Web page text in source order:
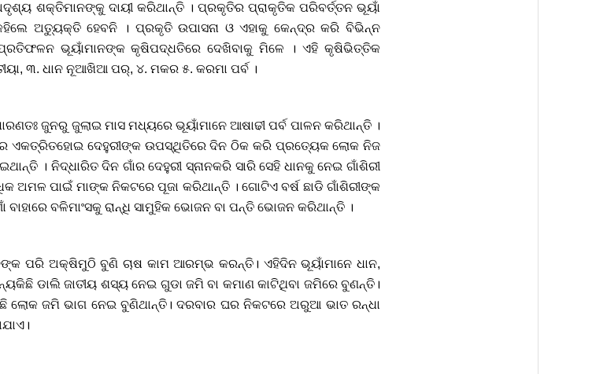
ଶକ୍ତିମାନଙ୍କୁ ଦାୟୀ କରିଥାନ୍ତି । ପ୍ରକୃତିର ପ୍ରାକୃତିକ ପରିବର୍ତ୍ତନ ଭୂୟାଁ
ଅତ୍ୟୁକ୍ତି ହେବନି । ପ୍ରକୃତି ଉପାସନା ଓ ଏହାକୁ କେନ୍ଦ୍ର କରି ବିଭିନ୍ନ
ପ୍ରତିଫଳନ ଭୂୟାଁମାନଙ୍କ କୃଷିପଦ୍ଧତିରେ ଦେଖିବାକୁ ମିଳେ । ଏହି କୃଷିଭିତ୍ତିକ
୩. ଧାନ ନୂଆଖିଆ ପର୍, ୪. ମକର ୫. କରମା ପର୍ବ ।
ଜୁନରୁ ଜୁଲାଇ ମାସ ମଧ୍ୟରେ ଭୂୟାଁମାନେ ଆଷାଢୀ ପର୍ବ ପାଳନ କରିଥାନ୍ତି ।
ଏକତ୍ରିତହୋଇ ଦେହୁରୀଙ୍କ ଉପସ୍ଥିତିରେ ଦିନ ଠିକ କରି ପ୍ରତ୍ୟେକ ଲୋକ ନିଜ
। ନିଦ୍ଧାରିତ ଦିନ ଗାଁର ଦେହୁରୀ ସ୍ନାନକରି ସାରି ସେହି ଧାନକୁ ନେଇ ଗାଁଶିରୀ
ଅମଳ ପାଇଁ ମାଙ୍କ ନିକଟରେ ପୂଜା କରିଥାନ୍ତି । ଗୋଟିଏ ବର୍ଷ ଛାଡି ଗାଁଶିରୀଙ୍କ
ବଳିମାଂସକୁ ରାନ୍ଧି ସାମୁହିକ ଭୋଜନ ବା ପନ୍ତି ଭୋଜନ କରିଥାନ୍ତି ।
ପରି ଅକ୍ଷିମୁଠି ବୁଣି ଚାଷ କାମ ଆରମ୍ଭ କରନ୍ତି। ଏହିଦିନ ଭୂୟାଁମାନେ ଧାନ,
ଡାଲି ଜାତୀୟ ଶସ୍ୟ ନେଇ ଗୁଡା ଜମି ବା କମାଣ କାଟିଥିବା ଜମିରେ ବୁଣନ୍ତି।
ଲୋକ ଜମି ଭାଗ ନେଇ ବୁଣିଥାନ୍ତି। ଦରବାର ଘର ନିକଟରେ ଅରୁଆ ଭାତ ରନ୍ଧା